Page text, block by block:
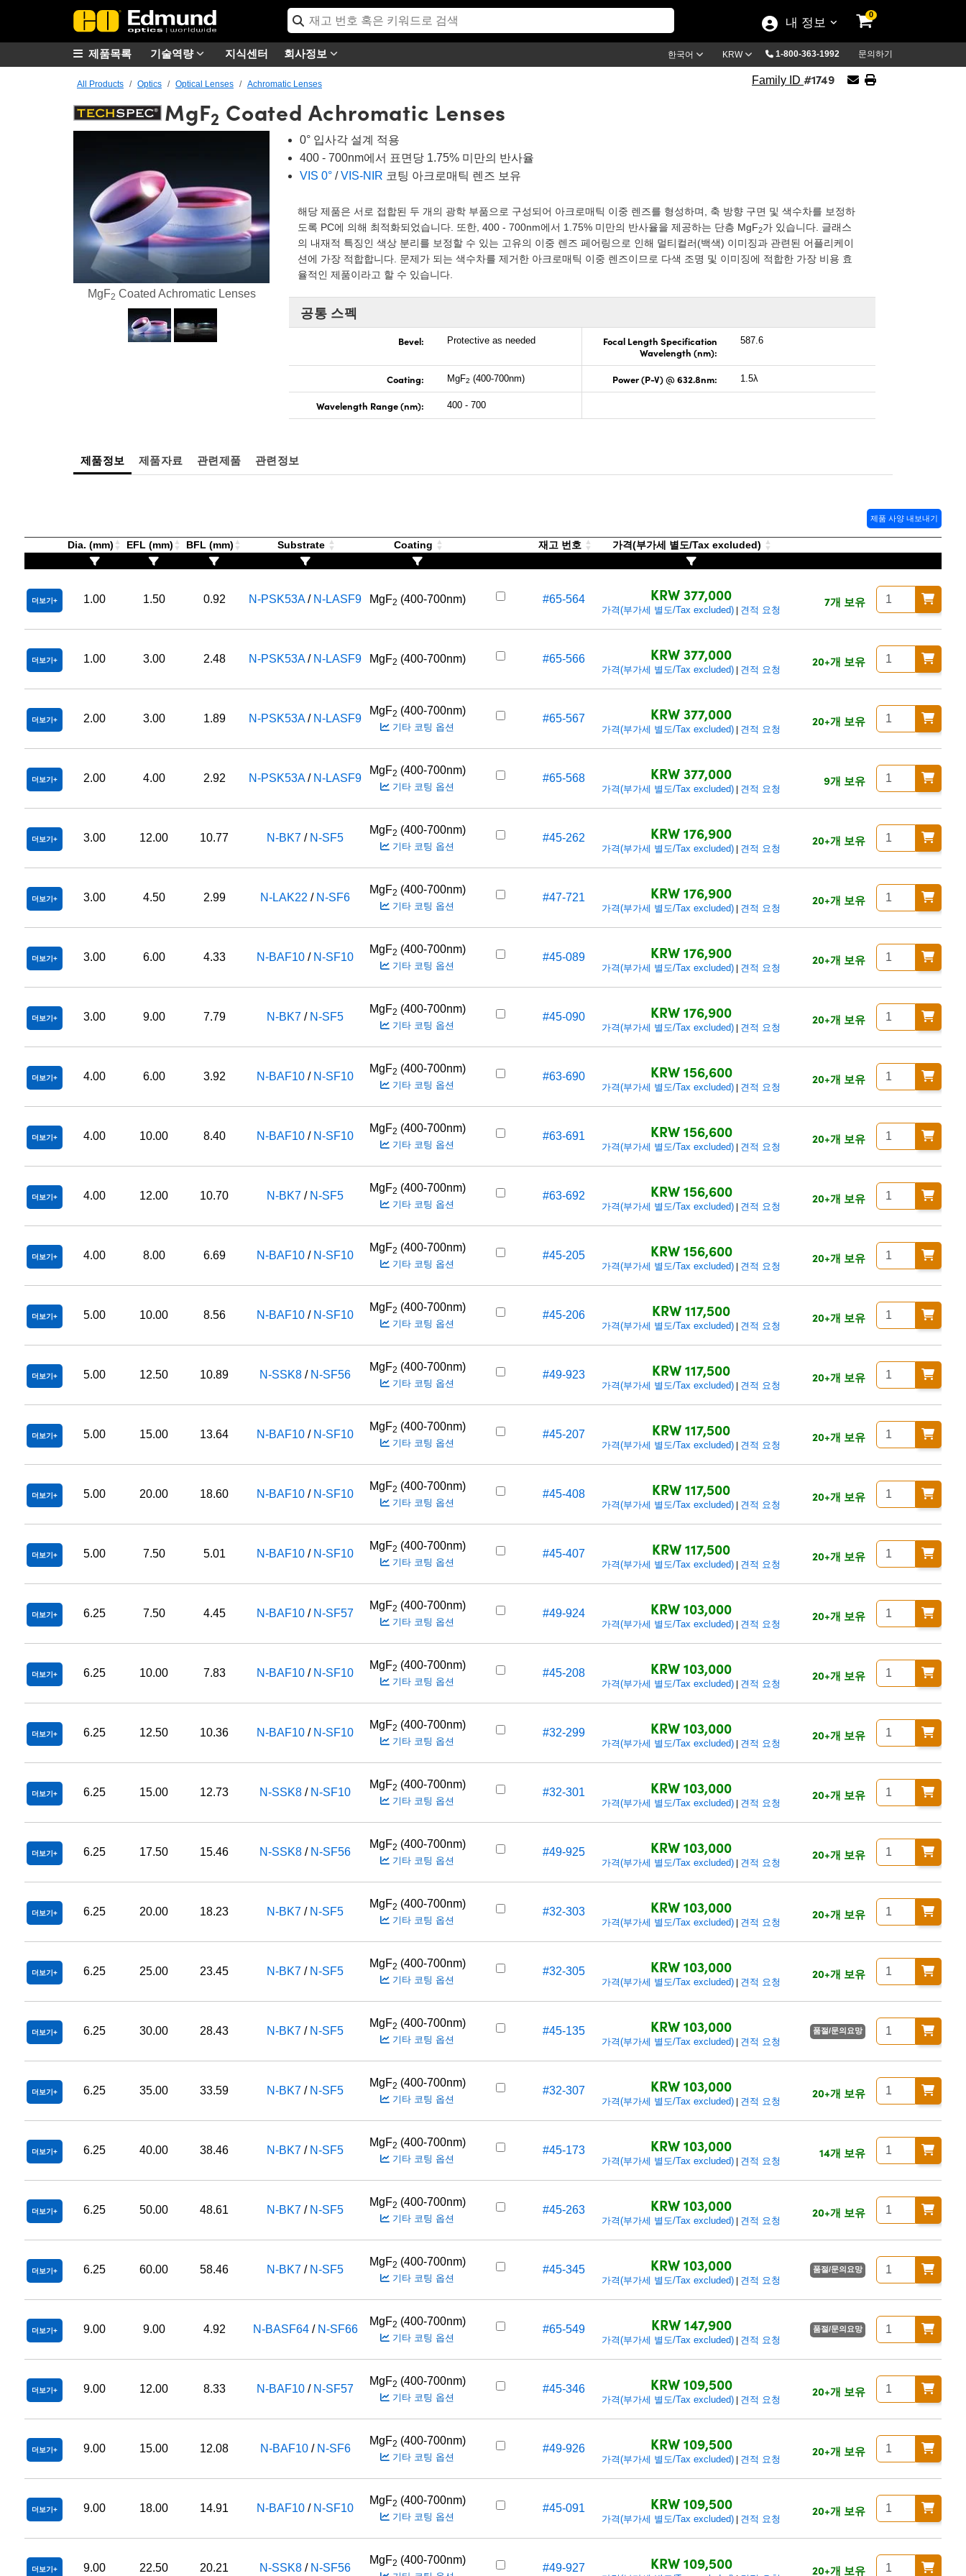
내 정보
0
기술역량 지식센터 회사정보 한국어 KRW 1-800-363-1992 문의하기
제품목록
All Products Optics Optical Lenses Achromatic Lenses Family ID #1749
MgF2 Coated Achromatic Lenses
MgF2 Coated Achromatic Lenses
0° 입사각 설계 적용
400 - 700nm에서 표면당 1.75% 미만의 반사율
VIS 0° /VIS-NIR 코팅 아크로매틱 렌즈 보유
해당 제품은 서로 접합된 두 개의 광학 부품으로 구성되어 아크로매틱 이중 렌즈를 형성하며, 축 방향 구면 및 색수차를 보정하
도록 PC에 의해 최적화되었습니다. 또한, 400 - 700nm에서 1.75% 미만의 반사율을 제공하는 단층 MgF2가 있습니다. 글래스
의 내재적 특징인 색상 분리를 보정할 수 있는 고유의 이중 렌즈 페어링으로 인해 멀티컬러(백색) 이미징과 관련된 어플리케이
션에 가장 적합합니다. 문제가 되는 색수차를 제거한 아크로매틱 이중 렌즈이므로 다색 조명 및 이미징에 적합한 가장 비용 효
율적인 제품이라고 할 수 있습니다.
공통 스펙
Bevel: Protective as needed
Focal Length Specification
Wavelength (nm):
587.6
Coating: MgF2 (400-700nm) Power (P-V) @ 632.8nm: 1.5λ
Wavelength Range (nm): 400 - 700
제품정보 제품자료 관련제품 관련정보
제품 사양 내보내기
Dia. (mm) EFL (mm) BFL (mm) Substrate Coating 재고 번호 가격(부가세 별도/Tax excluded)
더보기 1.00 1.50 0.92 N-PSK53A/ N-LASF9 MgF2 (400-700nm) #65-564 KRW 377,000
가격(부가세 별도/Tax excluded) 견적 요청
7개 보유
더보기 1.00 3.00 2.48 N-PSK53A/ N-LASF9 MgF2 (400-700nm) #65-566 KRW 377,000
가격(부가세 별도/Tax excluded) 견적 요청
20+개 보유
더보기 2.00 3.00 1.89 N-PSK53A/ N-LASF9
MgF2 (400-700nm)
기타 코팅 옵션
#65-567 KRW 377,000
가격(부가세 별도/Tax excluded) 견적 요청
20+개 보유
더보기 2.00 4.00 2.92 N-PSK53A/ N-LASF9
MgF2 (400-700nm)
기타 코팅 옵션
#65-568 KRW 377,000
가격(부가세 별도/Tax excluded) 견적 요청
9개 보유
더보기 3.00 12.00 10.77 N-BK7 / N-SF5
MgF2 (400-700nm)
기타 코팅 옵션
#45-262 KRW 176,900
가격(부가세 별도/Tax excluded) 견적 요청
20+개 보유
더보기 3.00 4.50 2.99 N-LAK22 / N-SF6
MgF2 (400-700nm)
기타 코팅 옵션
#47-721 KRW 176,900
가격(부가세 별도/Tax excluded) 견적 요청
20+개 보유
더보기 3.00 6.00 4.33 N-BAF10 / N-SF10
MgF2 (400-700nm)
기타 코팅 옵션
#45-089 KRW 176,900
가격(부가세 별도/Tax excluded) 견적 요청
20+개 보유
더보기 3.00 9.00 7.79 N-BK7 / N-SF5
MgF2 (400-700nm)
기타 코팅 옵션
#45-090 KRW 176,900
가격(부가세 별도/Tax excluded) 견적 요청
20+개 보유
더보기 4.00 6.00 3.92 N-BAF10 / N-SF10
MgF2 (400-700nm)
기타 코팅 옵션
#63-690 KRW 156,600
가격(부가세 별도/Tax excluded) 견적 요청
20+개 보유
더보기 4.00 10.00 8.40 N-BAF10 / N-SF10
MgF2 (400-700nm)
기타 코팅 옵션
#63-691 KRW 156,600
가격(부가세 별도/Tax excluded) 견적 요청
20+개 보유
더보기 4.00 12.00 10.70 N-BK7 / N-SF5
MgF2 (400-700nm)
기타 코팅 옵션
#63-692 KRW 156,600
가격(부가세 별도/Tax excluded) 견적 요청
20+개 보유
더보기 4.00 8.00 6.69 N-BAF10 / N-SF10
MgF2 (400-700nm)
기타 코팅 옵션
#45-205 KRW 156,600
가격(부가세 별도/Tax excluded) 견적 요청
20+개 보유
더보기 5.00 10.00 8.56 N-BAF10 / N-SF10
MgF2 (400-700nm)
기타 코팅 옵션
#45-206 KRW 117,500
가격(부가세 별도/Tax excluded) 견적 요청
20+개 보유
더보기 5.00 12.50 10.89 N-SSK8 / N-SF56
MgF2 (400-700nm)
기타 코팅 옵션
#49-923 KRW 117,500
가격(부가세 별도/Tax excluded) 견적 요청
20+개 보유
더보기 5.00 15.00 13.64 N-BAF10 / N-SF10
MgF2 (400-700nm)
기타 코팅 옵션
#45-207 KRW 117,500
가격(부가세 별도/Tax excluded) 견적 요청
20+개 보유
더보기 5.00 20.00 18.60 N-BAF10 / N-SF10
MgF2 (400-700nm)
기타 코팅 옵션
#45-408 KRW 117,500
가격(부가세 별도/Tax excluded) 견적 요청
20+개 보유
더보기 5.00 7.50 5.01 N-BAF10 / N-SF10
MgF2 (400-700nm)
기타 코팅 옵션
#45-407 KRW 117,500
가격(부가세 별도/Tax excluded) 견적 요청
20+개 보유
더보기 6.25 7.50 4.45 N-BAF10 / N-SF57
MgF2 (400-700nm)
기타 코팅 옵션
#49-924 KRW 103,000
가격(부가세 별도/Tax excluded) 견적 요청
20+개 보유
더보기 6.25 10.00 7.83 N-BAF10 / N-SF10
MgF2 (400-700nm)
기타 코팅 옵션
#45-208 KRW 103,000
가격(부가세 별도/Tax excluded) 견적 요청
20+개 보유
더보기 6.25 12.50 10.36 N-BAF10 / N-SF10
MgF2 (400-700nm)
기타 코팅 옵션
#32-299 KRW 103,000
가격(부가세 별도/Tax excluded) 견적 요청
20+개 보유
더보기 6.25 15.00 12.73 N-SSK8 / N-SF10
MgF2 (400-700nm)
기타 코팅 옵션
#32-301 KRW 103,000
가격(부가세 별도/Tax excluded) 견적 요청
20+개 보유
더보기 6.25 17.50 15.46 N-SSK8 / N-SF56
MgF2 (400-700nm)
기타 코팅 옵션
#49-925 KRW 103,000
가격(부가세 별도/Tax excluded) 견적 요청
20+개 보유
더보기 6.25 20.00 18.23 N-BK7 / N-SF5
MgF2 (400-700nm)
기타 코팅 옵션
#32-303 KRW 103,000
가격(부가세 별도/Tax excluded) 견적 요청
20+개 보유
더보기 6.25 25.00 23.45 N-BK7 / N-SF5
MgF2 (400-700nm)
기타 코팅 옵션
#32-305 KRW 103,000
가격(부가세 별도/Tax excluded) 견적 요청
20+개 보유
더보기 6.25 30.00 28.43 N-BK7 / N-SF5
MgF2 (400-700nm)
기타 코팅 옵션
#45-135 KRW 103,000
가격(부가세 별도/Tax excluded) 견적 요청
품절/문의요망
더보기 6.25 35.00 33.59 N-BK7 / N-SF5
MgF2 (400-700nm)
기타 코팅 옵션
#32-307 KRW 103,000
가격(부가세 별도/Tax excluded) 견적 요청
20+개 보유
더보기 6.25 40.00 38.46 N-BK7 / N-SF5
MgF2 (400-700nm)
기타 코팅 옵션
#45-173 KRW 103,000
가격(부가세 별도/Tax excluded) 견적 요청
14개 보유
더보기 6.25 50.00 48.61 N-BK7 / N-SF5
MgF2 (400-700nm)
기타 코팅 옵션
#45-263 KRW 103,000
가격(부가세 별도/Tax excluded) 견적 요청
20+개 보유
더보기 6.25 60.00 58.46 N-BK7 / N-SF5
MgF2 (400-700nm)
기타 코팅 옵션
#45-345 KRW 103,000
가격(부가세 별도/Tax excluded) 견적 요청
품절/문의요망
더보기 9.00 9.00 4.92 N-BASF64/ N-SF66
MgF2 (400-700nm)
기타 코팅 옵션
#65-549 KRW 147,900
가격(부가세 별도/Tax excluded) 견적 요청
품절/문의요망
더보기 9.00 12.00 8.33 N-BAF10 / N-SF57
MgF2 (400-700nm)
기타 코팅 옵션
#45-346 KRW 109,500
가격(부가세 별도/Tax excluded) 견적 요청
20+개 보유
더보기 9.00 15.00 12.08 N-BAF10/ N-SF6
MgF2 (400-700nm)
기타 코팅 옵션
#49-926 KRW 109,500
가격(부가세 별도/Tax excluded) 견적 요청
20+개 보유
더보기 9.00 18.00 14.91 N-BAF10 / N-SF10
MgF2 (400-700nm)
기타 코팅 옵션
#45-091 KRW 109,500
가격(부가세 별도/Tax excluded) 견적 요청
20+개 보유
더보기 9.00 22.50 20.21 N-SSK8 / N-SF56
MgF2 (400-700nm)
#49-927 KRW 109,500 20+개 보유